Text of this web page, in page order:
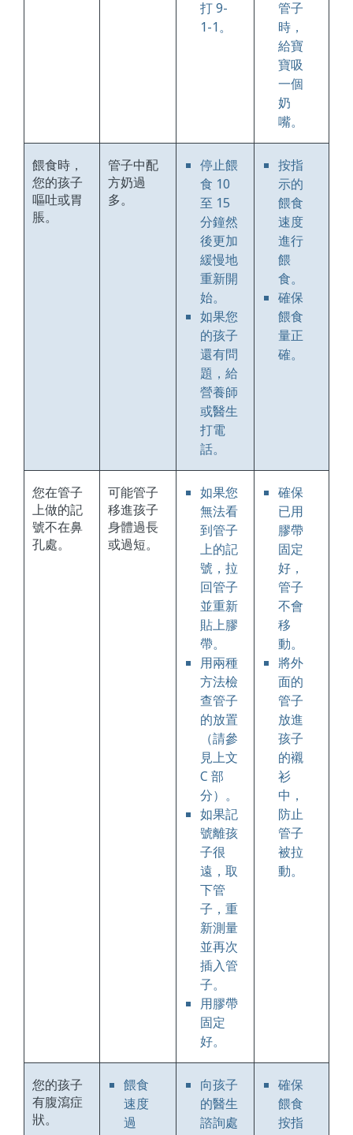
打 9-
1-1。
管子
時，
給寶
寶吸
一個
奶
嘴。
餵食時，
您的孩子
嘔吐或胃
脹。
管子中配
方奶過
多。
停止餵
食 10
至 15
分鐘然
後更加
緩慢地
重新開
始。
如果您
的孩子
還有問
題，給
營養師
或醫生
打電
話。
按指
示的
餵食
速度
進行
餵
食。
確保
餵食
量正
確。
您在管子
上做的記
號不在鼻
孔處。
可能管子
移進孩子
身體過長
或過短。
如果您
無法看
到管子
上的記
號，拉
回管子
並重新
貼上膠
帶。
用兩種
方法檢
查管子
的放置
（請參
見上文
C 部
分）。
如果記
號離孩
子很
遠，取
下管
子，重
新測量
並再次
插入管
子。
用膠帶
固定
好。
確保
已用
膠帶
固定
好，
管子
不會
移
動。
將外
面的
管子
放進
孩子
的襯
衫
中，
防止
管子
被拉
動。
您的孩子
有腹瀉症
狀。
餵食
速度
過
向孩子
的醫生
諮詢處
確保
餵食
按指